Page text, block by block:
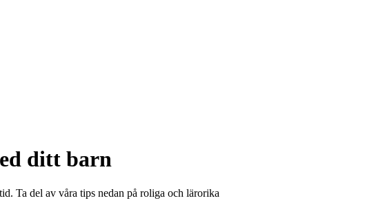
ditt barn
Ta del av våra tips nedan på roliga och lärorika